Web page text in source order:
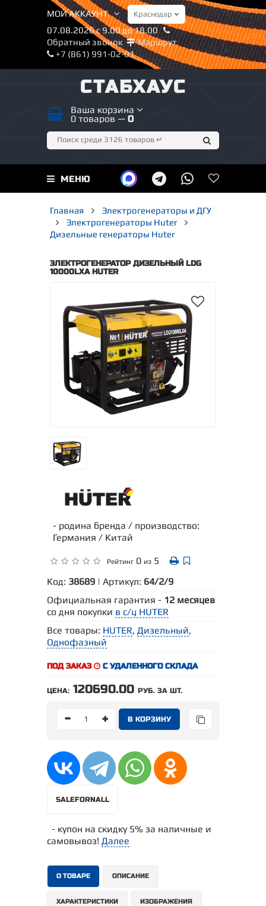
МОЙ АККАУНТ
07.08.2026 с 9.00 до 18.00
Обратный звонок
Маршрут
+7 (861) 991-02-01
СТАБХАУС
Ваша корзина
0 товаров — 0
МЕНЮ
Главная
Электрогенераторы и ДГУ
Электрогенераторы Huter
Дизельные генераторы Huter
ЭЛЕКТРОГЕНЕРАТОР ДИЗЕЛЬНЫЙ LDG
10000LXА HUTER
- родина бренда / производство:
Германия / Китай
Рейтинг 0 из 5
Код: 38689 | Артикул: 64/2/9
Официальная гарантия - 12 месяцев
со дня покупки в с/ц HUTER
Все товары: HUTER, Дизельный,
Однофазный
ПОД ЗАКАЗ С УДАЛЕННОГО СКЛАДА
ЦЕНА: 120690.00 РУБ. ЗА ШТ.
- +
SALEFORNALL
- купон на скидку 5% за наличные и
самовывоз! Далее
О ТОВАРЕ ОПИСАНИЕ
ХАРАКТЕРИСТИКИ ИЗОБРАЖЕНИЯ